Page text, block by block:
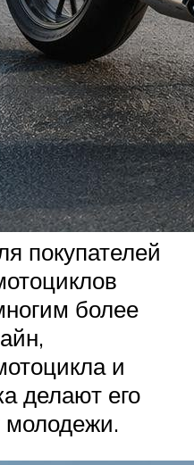
покупателей
более
и
делают его
молодежи.